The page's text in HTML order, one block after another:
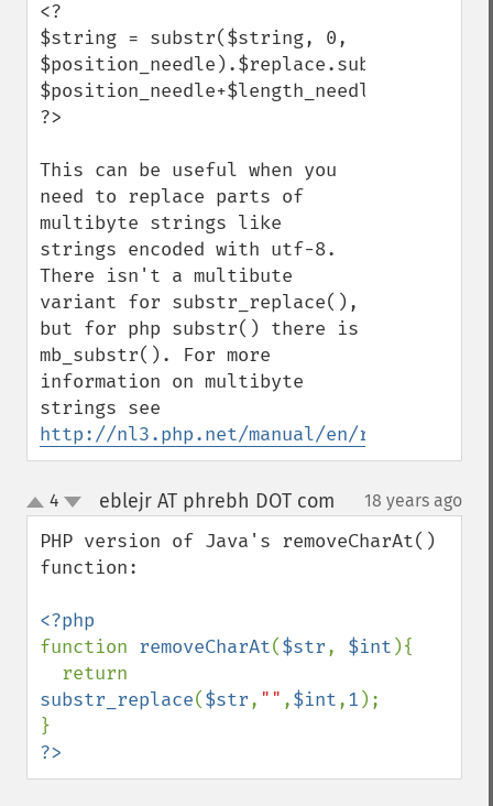
<?
$string = substr($string, 0,
$position_needle+$length_needle);
?>
This can be useful when you
need to replace parts of
multibyte strings like
strings encoded with utf-8.
There isn't a multibute
variant for substr_replace(),
but for php substr() there is
mb_substr(). For more
information on multibyte
http://nl3.php.net/manual/en/
up
down
4 eblejr AT phrebh DOT com 18 years ago
PHP version of Java's removeCharAt()
function:
function removeCharAt($str, $int ){
substr_replace($str, "" ,$int,1 );
?>